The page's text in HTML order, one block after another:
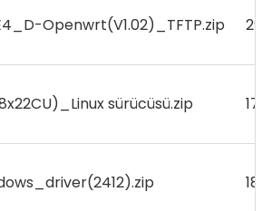
Openwrt(V1.02)_TFTP.zip
sürücüsü.zip